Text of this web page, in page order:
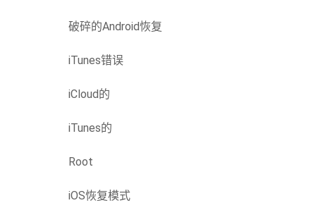
破碎的Android恢复
iTunes错误
iCloud的
iTunes的
Root
iOS恢复模式